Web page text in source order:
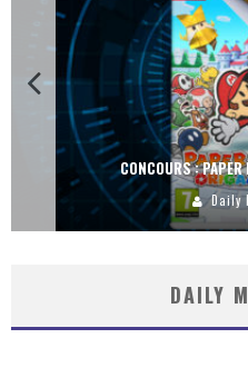
CONCOURS :
Daily
DAILY